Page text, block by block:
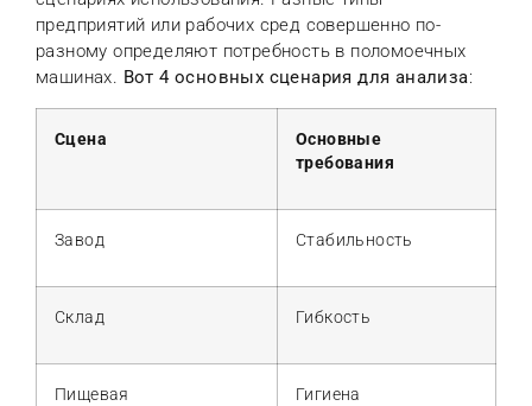
предприятий или рабочих сред совершенно по-
разному определяют потребность в поломоечных
машинах. Вот 4 основных сценария для анализа:
Сцена
Основные
требования
Завод Стабильность
Склад Гибкость
Пищевая
Гигиена